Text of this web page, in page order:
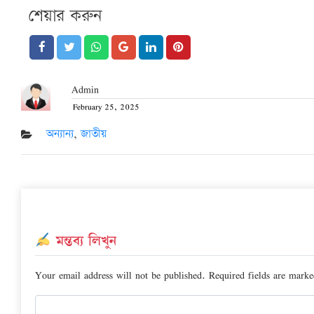
শেয়ার করুন
Admin
Posted
on
February 25, 2025
অন্যান্য,জাতীয়
মন্তব্য লিখুন
Your email address will not be published. Required fields are